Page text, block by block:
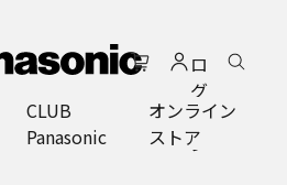
ロ
グ
イ
ン
CLUB
Panasonic
オンライン
ストア